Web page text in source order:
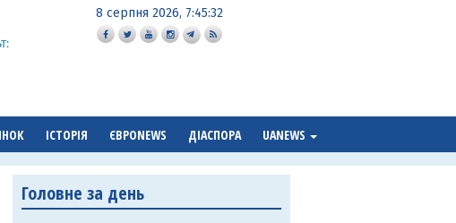
8 серпня 2026, 7:45:32
ІСТОРІЯ ЄВРОNEWS ДІАСПОРА UANEWS
Головне за день